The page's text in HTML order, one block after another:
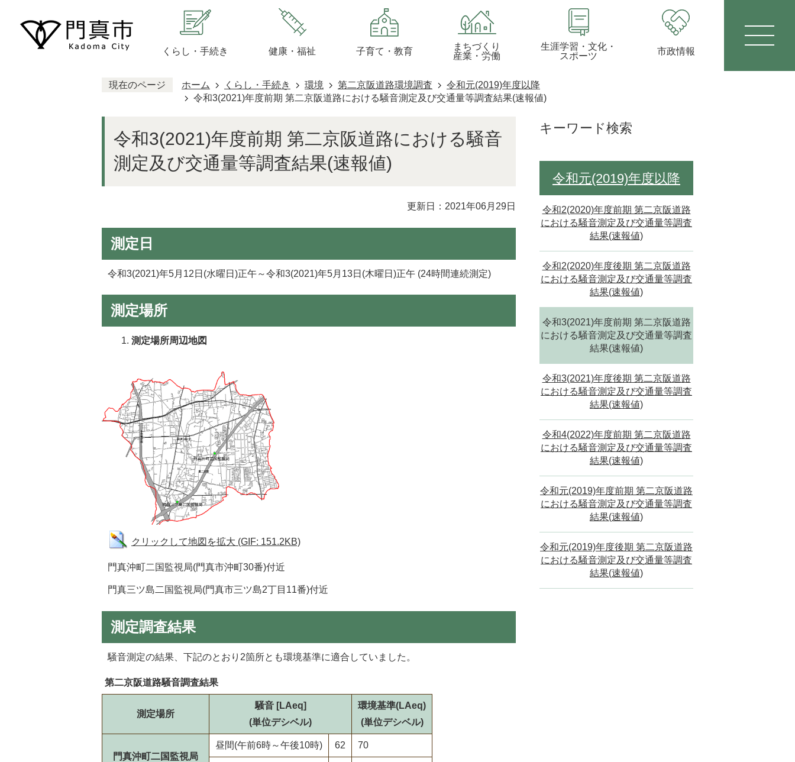
くらし・手続き 健康・福祉 子育て・教育
まちづくり
産業・労働
生涯学習・文化・
スポーツ
市政情報
現在のページ ホーム くらし・手続き 環境 第二京阪道路環境調査
令和元(2019)年度以降
令和3(2021)年度前期 第二京阪道路における騒音測定及び交通量等調査結果(速報値)
令和3(2021)年度前期 第二京阪道路における騒音
測定及び交通量等調査結果(速報値)
更新日：2021年06月29日
測定日
令和3(2021)年5月12日(水曜日)正午～令和3(2021)年5月13日(木曜日)正午 (24時間連続測定)
測定場所
測定場所周辺地図
クリックして地図を拡大 (GIF: 151.2KB)
門真沖町二国監視局(門真市沖町30番)付近
門真三ツ島二国監視局(門真市三ツ島2丁目11番)付近
測定調査結果
騒音測定の結果、下記のとおり2箇所とも環境基準に適合していました。
第二京阪道路騒音調査結果
測定場所
騒音 [LAeq]
(単位デシベル)
環境基準(LAeq)
(単位デシベル)
門真沖町二国監視局
昼間(午前6時～午後10時) 62 70
キーワード検索
令和元(2019)年度以降
令和2(2020)年度前期 第二京阪道路
における騒音測定及び交通量等調査
結果(速報値)
令和2(2020)年度後期 第二京阪道路
における騒音測定及び交通量等調査
結果(速報値)
令和3(2021)年度前期 第二京阪道路
における騒音測定及び交通量等調査
結果(速報値)
令和3(2021)年度後期 第二京阪道路
における騒音測定及び交通量等調査
結果(速報値)
令和4(2022)年度前期 第二京阪道路
における騒音測定及び交通量等調査
結果(速報値)
令和元(2019)年度前期 第二京阪道路
における騒音測定及び交通量等調査
結果(速報値)
令和元(2019)年度後期 第二京阪道路
における騒音測定及び交通量等調査
結果(速報値)